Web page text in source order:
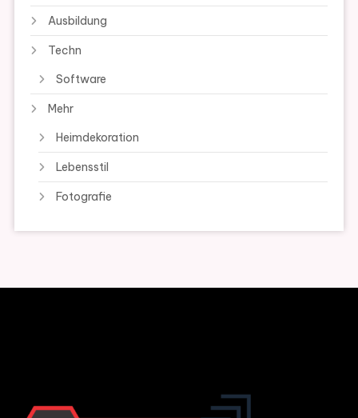
Ausbildung
Techn
Software
Mehr
Heimdekoration
Lebensstil
Fotografie